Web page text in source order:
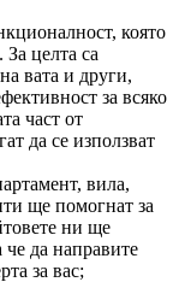
която
целта са
вата и други,
за всяко
част от
да се използват
вила,
ще помогнат за
ни ще
да направите
за вас;